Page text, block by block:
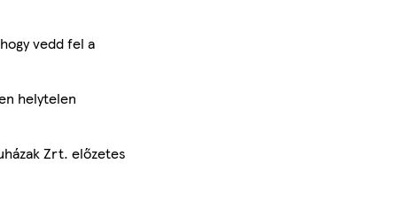
vedd fel a
helytelen
Zrt. előzetes